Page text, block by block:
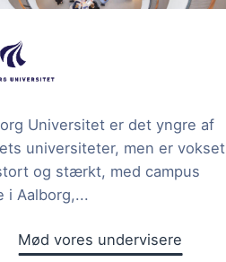
Universitet er det yngre af
universiteter, men er vokset
og stærkt, med campus
i Aalborg,...
Mød vores undervisere